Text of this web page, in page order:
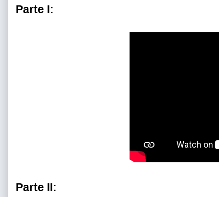
Parte I:
Parte II: